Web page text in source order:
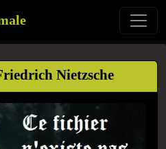
Nietzsche